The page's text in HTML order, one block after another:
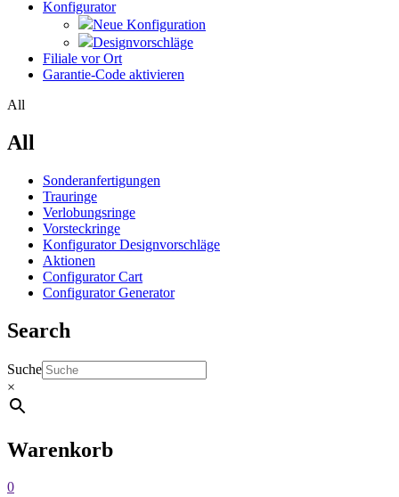
Konfigurator
Neue Konfiguration
Designvorschläge
Filiale vor Ort
Garantie-Code aktivieren
All
All
Sonderanfertigungen
Trauringe
Verlobungsringe
Vorsteckringe
Konfigurator Designvorschläge
Aktionen
Configurator Cart
Configurator Generator
Search
Suche
×
Warenkorb
0